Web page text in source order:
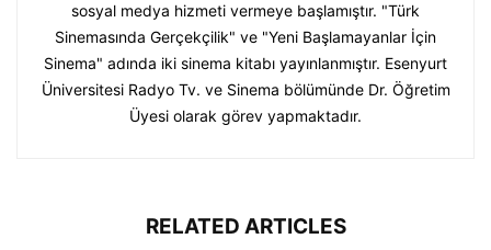
sosyal medya hizmeti vermeye başlamıştır. "Türk
Sinemasında Gerçekçilik" ve "Yeni Başlamayanlar İçin
Sinema" adında iki sinema kitabı yayınlanmıştır. Esenyurt
Üniversitesi Radyo Tv. ve Sinema bölümünde Dr. Öğretim
Üyesi olarak görev yapmaktadır.
RELATED ARTICLES